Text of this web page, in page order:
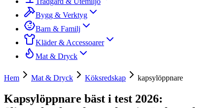
Bygg & Verktyg
Barn & Familj
Kläder & Accessoarer
Mat & Dryck
Hem Mat & Dryck Köksredskap kapsylöppnare
Kapsylöppnare bäst i test 2026: